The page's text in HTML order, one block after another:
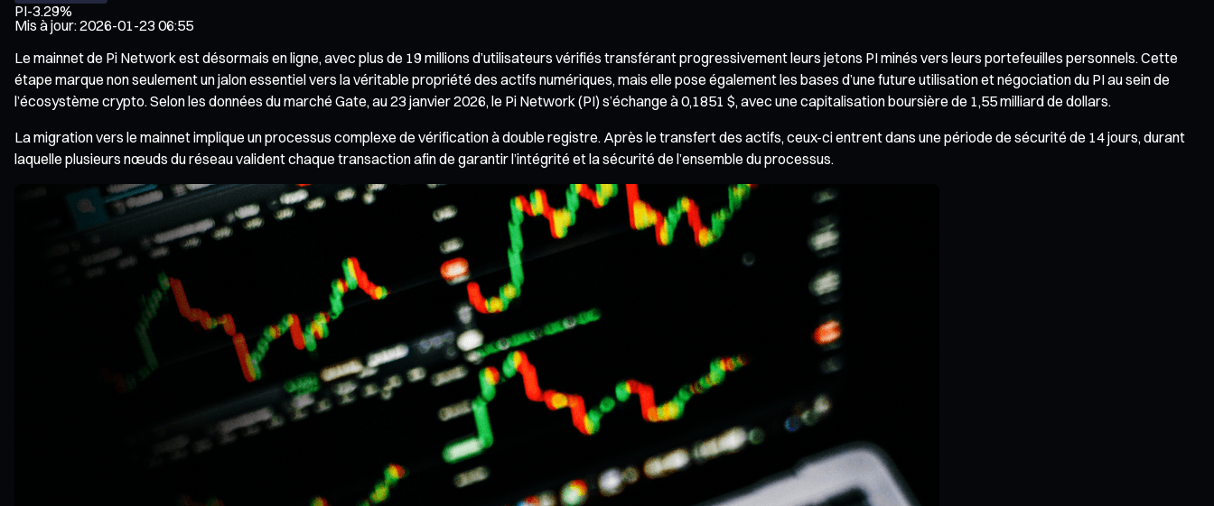
PI-3.29%
Mis à jour:2026-01-23 06:55
Le mainnet de Pi Network est désormais en ligne, avec plus de 19 millions d’utilisateurs vérifiés transférant progressivement leurs jetons PI minés vers leurs portefeuilles personnels. Cette
étape marque non seulement un jalon essentiel vers la véritable propriété des actifs numériques, mais elle pose également les bases d’une future utilisation et négociation du PI au sein de
l’écosystème crypto. Selon les données du marché Gate, au 23 janvier 2026, le Pi Network (PI) s’échange à 0,1851 $, avec une capitalisation boursière de 1,55 milliard de dollars.
La migration vers le mainnet implique un processus complexe de vérification à double registre. Après le transfert des actifs, ceux-ci entrent dans une période de sécurité de 14 jours, durant
laquelle plusieurs nœuds du réseau valident chaque transaction afin de garantir l’intégrité et la sécurité de l’ensemble du processus.